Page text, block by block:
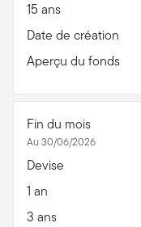
15 ans
Date de création
Aperçu du fonds
Fin du mois
Au 30/06/2026
Devise
1 an
3 ans